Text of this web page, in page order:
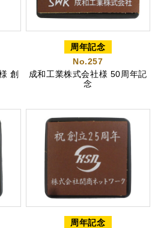
創
周年記念
No.257
成和工業株式会社様 50周年記
念
周年記念